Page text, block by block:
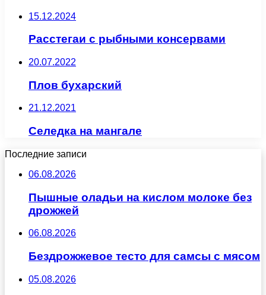
15.12.2024
Расстегаи с рыбными консервами
20.07.2022
Плов бухарский
21.12.2021
Селедка на мангале
Последние записи
06.08.2026
Пышные оладьи на кислом молоке без
дрожжей
06.08.2026
Бездрожжевое тесто для самсы с мясом
05.08.2026